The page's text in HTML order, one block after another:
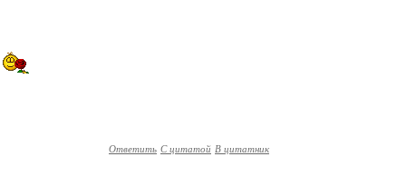
Ответить С цитатой В цитатник